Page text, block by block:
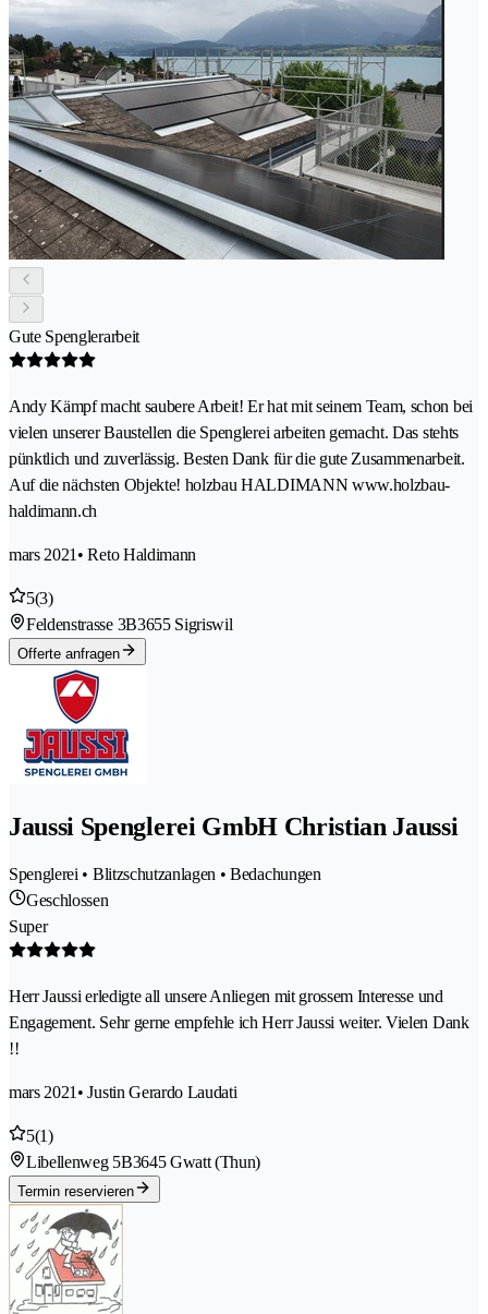
Gute Spenglerarbeit
Andy Kämpf macht saubere Arbeit! Er hat mit seinem Team, schon bei
vielen unserer Baustellen die Spenglerei arbeiten gemacht. Das stehts
pünktlich und zuverlässig. Besten Dank für die gute Zusammenarbeit.
Auf die nächsten Objekte! holzbau HALDIMANN www.holzbau-
haldimann.ch
mars 2021 • Reto Haldimann
5(3)
Feldenstrasse 3B3655 Sigriswil
Offerte anfragen
Jaussi Spenglerei GmbH Christian Jaussi
Spenglerei • Blitzschutzanlagen • Bedachungen
Geschlossen
Super
Herr Jaussi erledigte all unsere Anliegen mit grossem Interesse und
Engagement. Sehr gerne empfehle ich Herr Jaussi weiter. Vielen Dank
!!
mars 2021 • Justin Gerardo Laudati
5(1)
Libellenweg 5B3645 Gwatt (Thun)
Termin reservieren